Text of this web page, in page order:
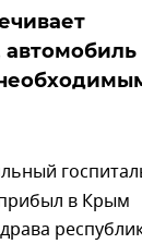
автомобиль
в Крым